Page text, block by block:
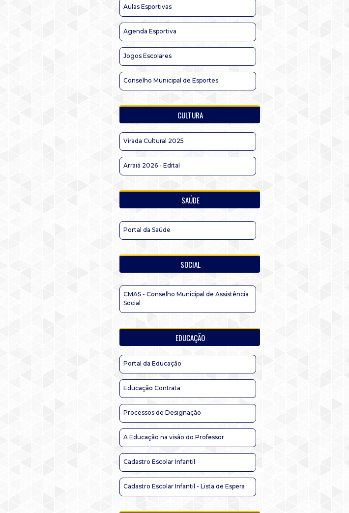
Aulas Esportivas
Agenda Esportiva
Jogos Escolares
Conselho Municipal de Esportes
CULTURA
Virada Cultural 2025
Arraiá 2026 - Edital
SAÚDE
Portal da Saúde
SOCIAL
CMAS - Conselho Municipal de Assistência
Social
EDUCAÇÃO
Portal da Educação
Educação Contrata
Processos de Designação
A Educação na visão do Professor
Cadastro Escolar Infantil
Cadastro Escolar Infantil - Lista de Espera